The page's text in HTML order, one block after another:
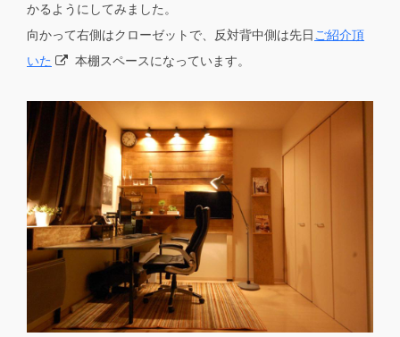
かるようにしてみました。
向かって右側はクローゼットで、反対背中側は先日 ご紹介頂
いた
本棚スペースになっています。